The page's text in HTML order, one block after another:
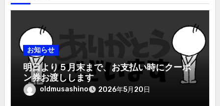
お知らせ
明日より５月末まで、お支払い時にクーポ
ン券お渡しします
oldmusashino 2026年5月20日